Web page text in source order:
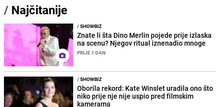
/ Najčitanije
/SHOWBIZ
Znate li šta Dino Merlin pojede prije izlaska
na scenu? Njegov ritual iznenadio mnoge
PRIJE 1 DAN
/SHOWBIZ
Oborila rekord: Kate Winslet uradila ono što
niko prije nje nije uspio pred filmskim
kamerama